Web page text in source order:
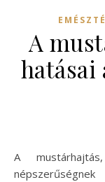
A
hatásai
A mustárhajtás, mint zöldség, egyre nagyobb